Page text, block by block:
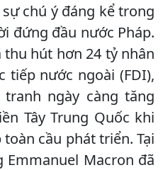
chú ý đáng kể trong
đứng đầu nước Pháp.
thu hút hơn 24 tỷ nhân
tiếp nước ngoài (FDI),
ngày càng tăng
Tây Trung Quốc khi
cầu phát triển. Tại
Macron đã